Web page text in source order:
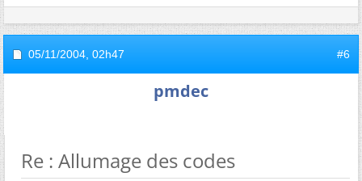
05/11/2004, 02h47 #6
pmdec
Re : Allumage des codes